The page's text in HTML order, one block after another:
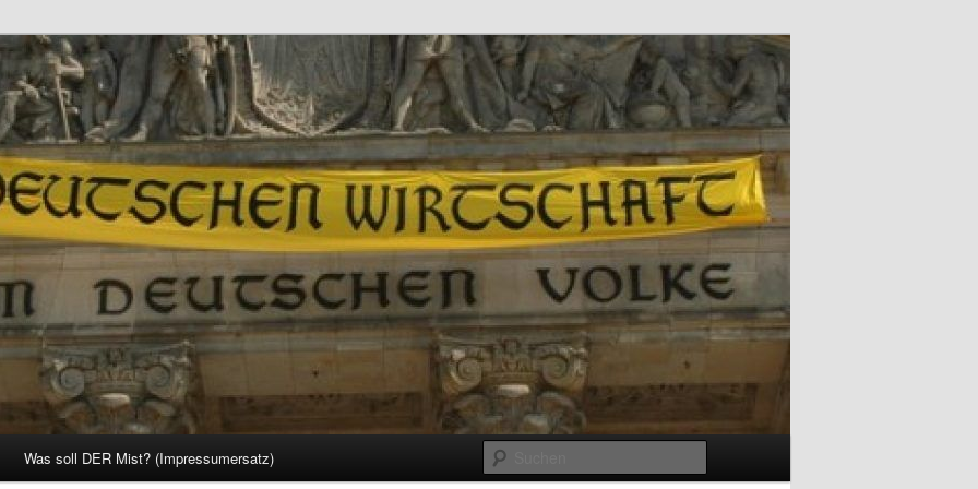
Was soll DER Mist? (Impressumersatz)